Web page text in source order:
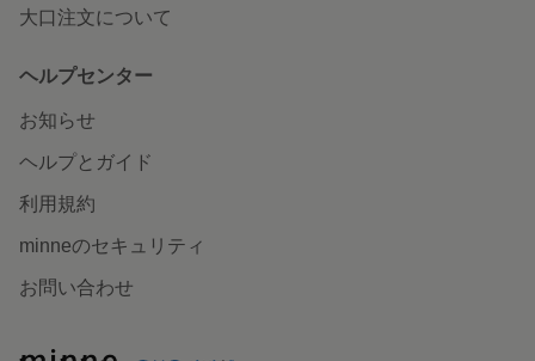
大口注文について
ヘルプセンター
お知らせ
ヘルプとガイド
利用規約
minneのセキュリティ
お問い合わせ